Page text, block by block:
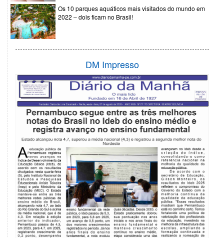
Os 10 parques aquáticos mais visitados do mundo em
2022 – dois ficam no Brasil!
DM Impresso